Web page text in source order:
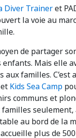
Diver Traineret
la voie au
de partager
enfants. Mais elle
familles. C’est
Kids Sea Camp
communs et
au bord de la
plus de